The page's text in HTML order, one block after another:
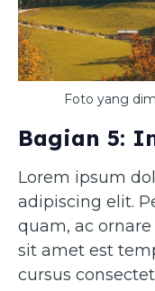
Foto yang
Bagian 5:
Lorem ipsum
adipiscing elit.
quam, ac
sit amet est
cursus